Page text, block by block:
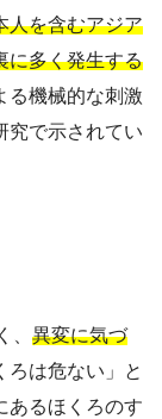
人を含むアジア
に多く発生する
る機械的な刺激
究で示されてい
異変に気づ
ろは危ない」と
あるほくろのす